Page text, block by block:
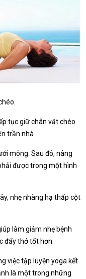
tục giữ chân vắt chéo
trần nhà.
mông. Sau đó, nâng
được trong một hình
nhẹ nhàng hạ thấp cột
làm giảm nhẹ bệnh
đẩy thở tốt hơn.
việc tập luyện yoga kết
là một trong những